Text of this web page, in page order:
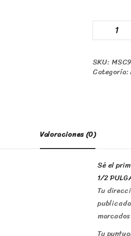
SKU:
Categoría:
Valoraciones (0)
Sé el
1/2
Tu